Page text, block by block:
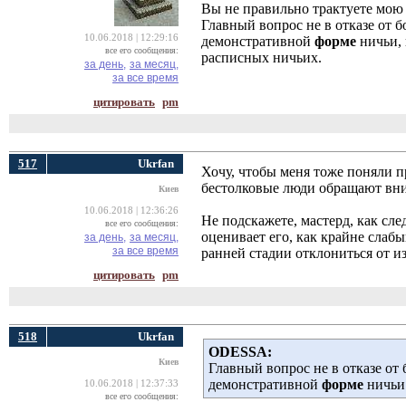
10.06.2018 | 12:29:16
все его сообщения:
за день, за месяц,
за все время
цитировать pm
Вы не правильно трактуете
Главный вопрос не в отказе от
демонстративной форме ничьи,
расписных ничьих.
517 Ukrfan
Киев
10.06.2018 | 12:36:26
все его сообщения:
за день, за месяц,
за все время
цитировать pm
Хочу, чтобы меня тоже поняли
бестолковые люди обращают
Не подскажете, мастерд, как
оценивает его, как крайне
ранней стадии отклониться от
518 Ukrfan
Киев
10.06.2018 | 12:37:33
все его сообщения:
ODESSA:
Главный вопрос не в отказе
демонстративной форме ничьи